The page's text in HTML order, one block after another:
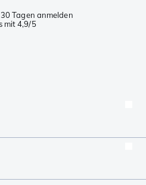
Tagen anmelden
mit 4,9/5